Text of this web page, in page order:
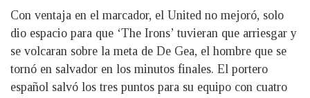
Con ventaja en el marcador, el United no mejoró, solo
dio espacio para que ‘The Irons’ tuvieran que arriesgar y
se volcaran sobre la meta de De Gea, el hombre que se
tornó en salvador en los minutos finales. El portero
español salvó los tres puntos para su equipo con cuatro